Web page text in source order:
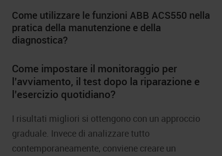
Come utilizzare le funzioni ABB ACS550 nella
pratica della manutenzione e della
diagnostica?
Come impostare il monitoraggio per
l’avviamento, il test dopo la riparazione e
l’esercizio quotidiano?
I risultati migliori si ottengono con un approccio
graduale. Invece di analizzare tutto
contemporaneamente, conviene creare un